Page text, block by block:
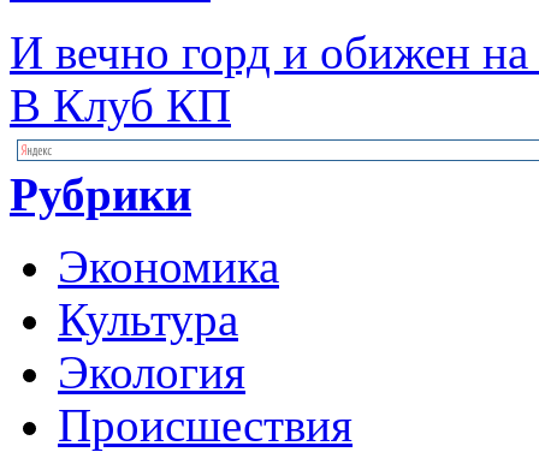
И вечно горд и обижен на
В Клуб КП
Рубрики
Экономика
Культура
Экология
Происшествия